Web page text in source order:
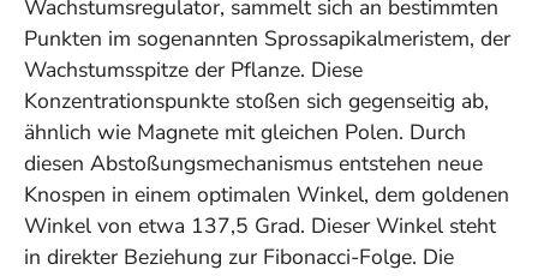
Wachstumsregulator, sammelt sich an bestimmten
Punkten im sogenannten Sprossapikalmeristem, der
Wachstumsspitze der Pflanze. Diese
Konzentrationspunkte stoßen sich gegenseitig ab,
ähnlich wie Magnete mit gleichen Polen. Durch
diesen Abstoßungsmechanismus entstehen neue
Knospen in einem optimalen Winkel, dem goldenen
Winkel von etwa 137,5 Grad. Dieser Winkel steht
in direkter Beziehung zur Fibonacci-Folge. Die